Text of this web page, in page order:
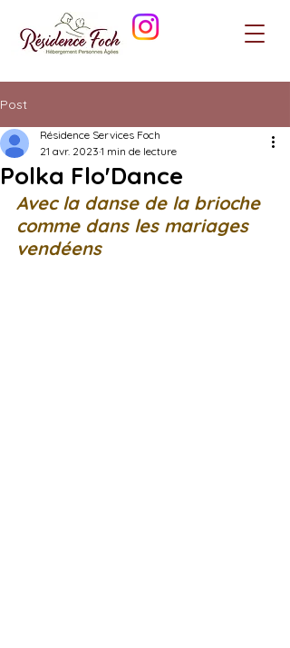
Post
Polka Flo'Dance
Résidence Services Foch
21 avr. 2023 1 min de lecture
Avec la danse de la brioche
comme dans les mariages
vendéens